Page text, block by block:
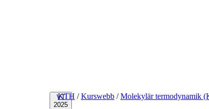
VT
2025
KTH / Kurswebb / Molekylär termodynamik